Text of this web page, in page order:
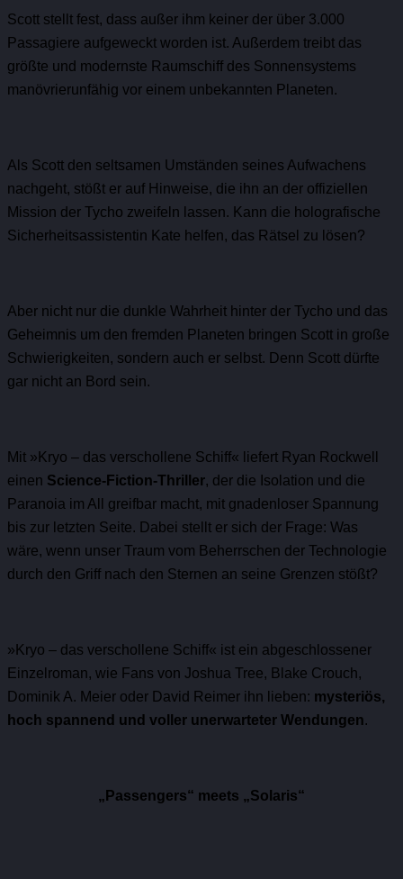
Scott stellt fest, dass außer ihm keiner der über 3.000
Passagiere aufgeweckt worden ist. Außerdem treibt das
größte und modernste Raumschiff des Sonnensystems
manövrierunfähig vor einem unbekannten Planeten.
Als Scott den seltsamen Umständen seines Aufwachens
nachgeht, stößt er auf Hinweise, die ihn an der offiziellen
Mission der Tycho zweifeln lassen. Kann die holografische
Sicherheitsassistentin Kate helfen, das Rätsel zu lösen?
Aber nicht nur die dunkle Wahrheit hinter der Tycho und das
Geheimnis um den fremden Planeten bringen Scott in große
Schwierigkeiten, sondern auch er selbst. Denn Scott dürfte
gar nicht an Bord sein.
Mit »Kryo – das verschollene Schiff« liefert Ryan Rockwell
einen Science-Fiction-Thriller, der die Isolation und die
Paranoia im All greifbar macht, mit gnadenloser Spannung
bis zur letzten Seite. Dabei stellt er sich der Frage: Was
wäre, wenn unser Traum vom Beherrschen der Technologie
durch den Griff nach den Sternen an seine Grenzen stößt?
»Kryo – das verschollene Schiff« ist ein abgeschlossener
Einzelroman, wie Fans von Joshua Tree, Blake Crouch,
Dominik A. Meier oder David Reimer ihn lieben: mysteriös,
hoch spannend und voller unerwarteter Wendungen.
„Passengers“ meets „Solaris“